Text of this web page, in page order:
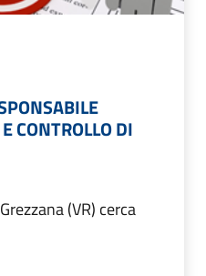
CONTROLLO DI
(VR) cerca